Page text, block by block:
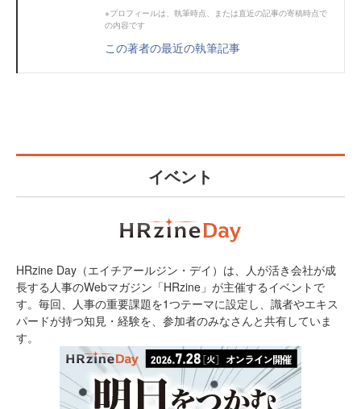
※プロフィールは、執筆時点、または直近の記事の寄稿時点で
の内容です
この著者の最近の執筆記事
イベント
HRzine Day（エイチアールジン・デイ）は、人が活き会社が成
長する人事のWebマガジン「HRzine」が主催するイベントで
す。毎回、人事の重要課題を1つテーマに設定し、識者やエキス
パードが持つ知見・経験を、参加者のみなさんと共有していま
す。